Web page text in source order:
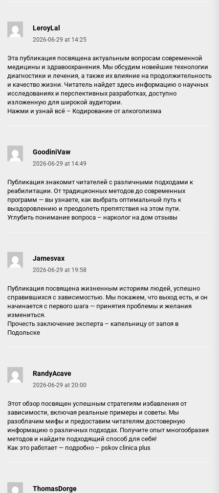
LeroyLal
2026-06-29 at 14:25
Эта публикация посвящена актуальным вопросам современной
медицины и здравоохранения. Мы обсудим новейшие технологии
диагностики и лечения, а также их влияние на продолжительность
и качество жизни. Читатель найдет здесь информацию о научных
исследованиях и перспективных разработках, доступно
изложенную для широкой аудитории.
Нажми и узнай всё – Кодирование от алкоголизма
GoodiniVaw
2026-06-29 at 14:49
Публикация знакомит читателей с различными подходами к
реабилитации. От традиционных методов до современных
программ — вы узнаете, как выбрать оптимальный путь к
выздоровлению и преодолеть препятствия на этом пути.
Углубить понимание вопроса – нарколог на дом отзывы
Jamesvax
2026-06-29 at 19:58
Публикация посвящена жизненным историям людей, успешно
справившихся с зависимостью. Мы покажем, что выход есть, и он
начинается с первого шага — принятия проблемы и желания
измениться.
Прочесть заключение эксперта – капельницу от запоя в
Подольске
RandyAcave
2026-06-29 at 20:00
Этот обзор посвящен успешным стратегиям избавления от
зависимости, включая реальные примеры и советы. Мы
разоблачим мифы и предоставим читателям достоверную
информацию о различных подходах. Получите опыт многообразия
методов и найдите подходящий способ для себя!
Как это работает — подробно – pskov clinica plus
ThomasDorge